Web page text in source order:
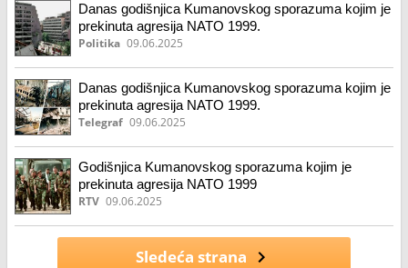
Danas godišnjica Kumanovskog sporazuma kojim je
prekinuta agresija NATO 1999.
Politika 09.06.2025
Danas godišnjica Kumanovskog sporazuma kojim je
prekinuta agresija NATO 1999.
Telegraf 09.06.2025
Godišnjica Kumanovskog sporazuma kojim je
prekinuta agresija NATO 1999
RTV 09.06.2025
Sledeća strana